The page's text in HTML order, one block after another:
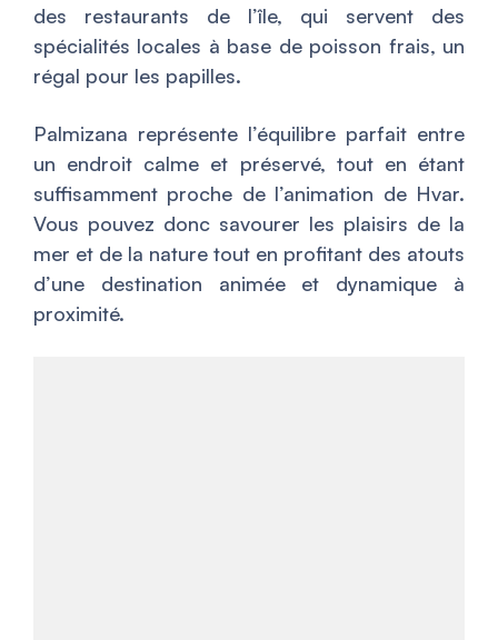
des restaurants de l’île, qui servent des
spécialités locales à base de poisson frais, un
régal pour les papilles.
Palmizana représente l’équilibre parfait entre
un endroit calme et préservé, tout en étant
suffisamment proche de l’animation de Hvar.
Vous pouvez donc savourer les plaisirs de la
mer et de la nature tout en profitant des atouts
d’une destination animée et dynamique à
proximité.